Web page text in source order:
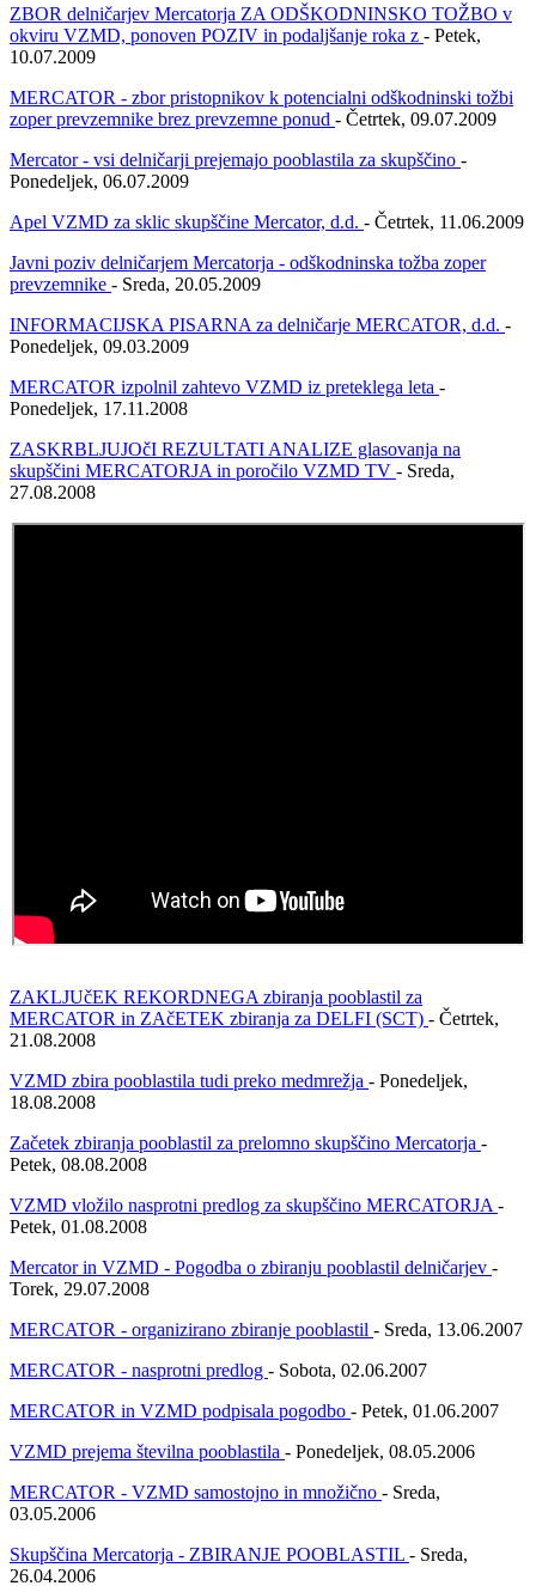
ZBOR delničarjev Mercatorja ZA ODŠKODNINSKO TOŽBO v
okviru VZMD, ponoven POZIV in podaljšanje roka z - Petek,
10.07.2009
MERCATOR - zbor pristopnikov k potencialni odškodninski tožbi
zoper prevzemnike brez prevzemne ponud - Četrtek, 09.07.2009
Mercator - vsi delničarji prejemajo pooblastila za skupščino -
Ponedeljek, 06.07.2009
Apel VZMD za sklic skupščine Mercator, d.d. - Četrtek, 11.06.2009
Javni poziv delničarjem Mercatorja - odškodninska tožba zoper
prevzemnike - Sreda, 20.05.2009
INFORMACIJSKA PISARNA za delničarje MERCATOR, d.d. -
Ponedeljek, 09.03.2009
MERCATOR izpolnil zahtevo VZMD iz preteklega leta -
Ponedeljek, 17.11.2008
ZASKRBLJUJOčI REZULTATI ANALIZE glasovanja na
skupščini MERCATORJA in poročilo VZMD TV - Sreda,
27.08.2008
ZAKLJUčEK REKORDNEGA zbiranja pooblastil za
MERCATOR in ZAčETEK zbiranja za DELFI (SCT) - Četrtek,
21.08.2008
VZMD zbira pooblastila tudi preko medmrežja - Ponedeljek,
18.08.2008
Začetek zbiranja pooblastil za prelomno skupščino Mercatorja -
Petek, 08.08.2008
VZMD vložilo nasprotni predlog za skupščino MERCATORJA -
Petek, 01.08.2008
Mercator in VZMD - Pogodba o zbiranju pooblastil delničarjev -
Torek, 29.07.2008
MERCATOR - organizirano zbiranje pooblastil - Sreda, 13.06.2007
MERCATOR - nasprotni predlog - Sobota, 02.06.2007
MERCATOR in VZMD podpisala pogodbo - Petek, 01.06.2007
VZMD prejema številna pooblastila - Ponedeljek, 08.05.2006
MERCATOR - VZMD samostojno in množično - Sreda,
03.05.2006
Skupščina Mercatorja - ZBIRANJE POOBLASTIL - Sreda,
26.04.2006